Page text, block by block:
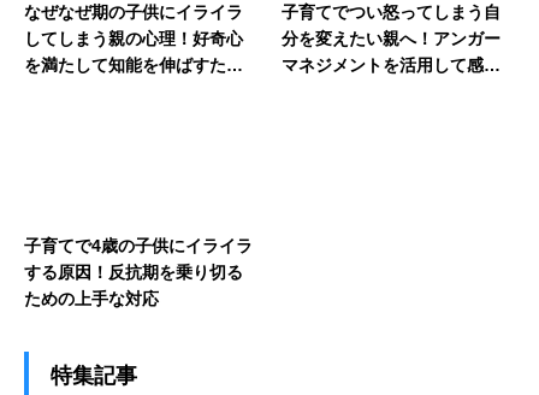
なぜなぜ期の子供にイライラ
してしまう親の心理！好奇心
を満たして知能を伸ばすため
子育てでつい怒ってしまう自
分を変えたい親へ！アンガー
マネジメントを活用して感情
子育てで4歳の子供にイライラ
する原因！反抗期を乗り切る
ための上手な対応
特集記事